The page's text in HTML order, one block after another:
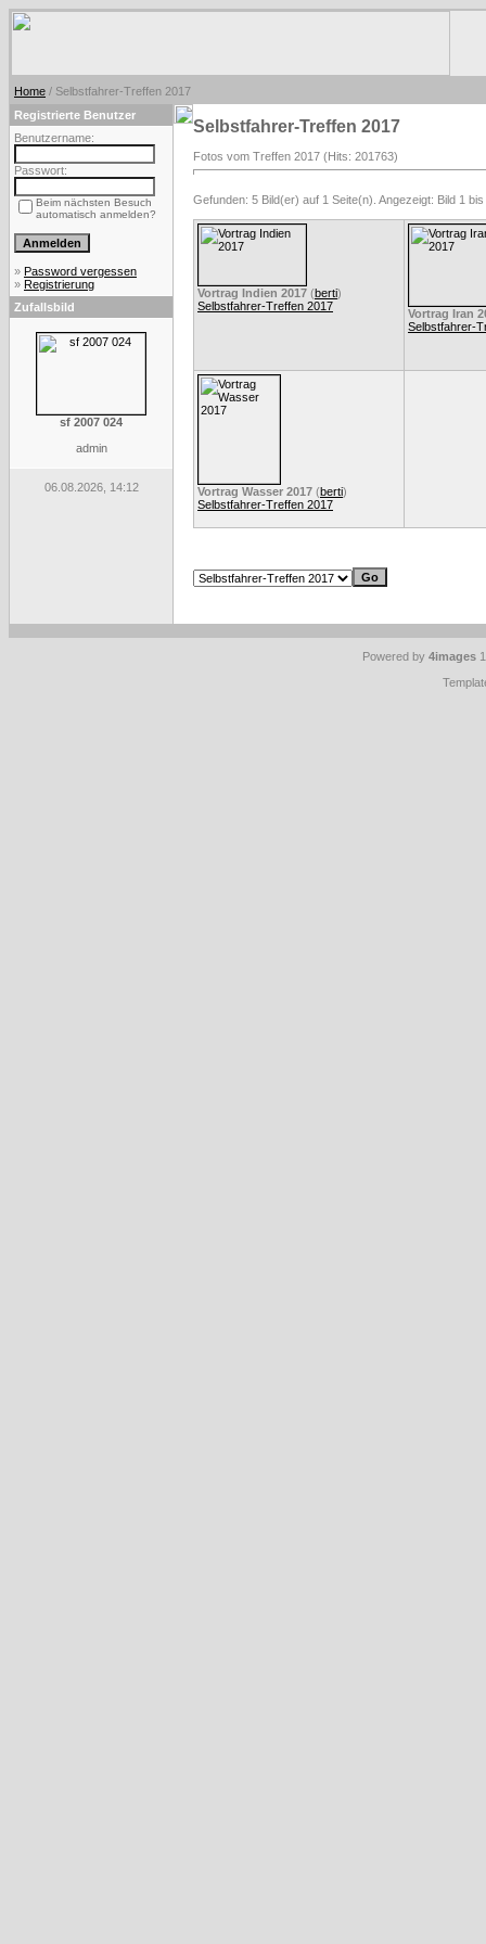
Home / Selbstfahrer-Treffen 2017
Registrierte Benutzer
Benutzername:
Passwort:
Beim nächsten Besuch
automatisch anmelden?
» Password vergessen
» Registrierung
Zufallsbild
sf 2007 024
admin
06.08.2026, 14:12
Selbstfahrer-Treffen 2017
Fotos vom Treffen 2017 (Hits: 201763)
Gefunden: 5 Bild(er) auf 1 Seite(n). Angezeigt: Bild 1 bis
Vortrag Indien 2017 (berti)
Selbstfahrer-Treffen 2017
Vortrag Iran
Selbstfahrer-
Vortrag Wasser 2017 (berti)
Selbstfahrer-Treffen 2017
Powered by 4images